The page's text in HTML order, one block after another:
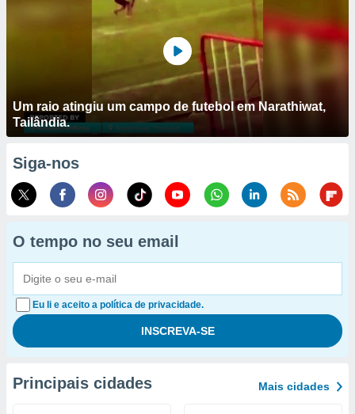
Um raio atingiu um campo de futebol em Narathiwat,
Tailândia.
Siga-nos
O tempo no seu email
Eu li e aceito a política de privacidade.
Principais cidades Mais cidades